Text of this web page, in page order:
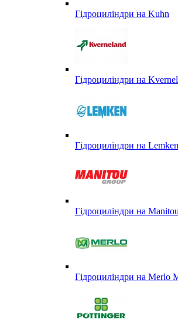
Гідроциліндри на Kuhn
Гідроциліндри на
Гідроциліндри на
Гідроциліндри на
Гідроциліндри на Merlo